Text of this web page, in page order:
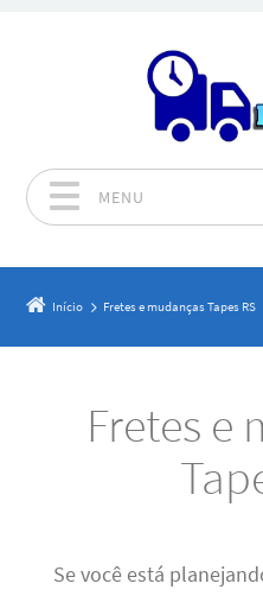
MENU
Início Fretes e mudanças Tapes RS
Fretes e
Se você está